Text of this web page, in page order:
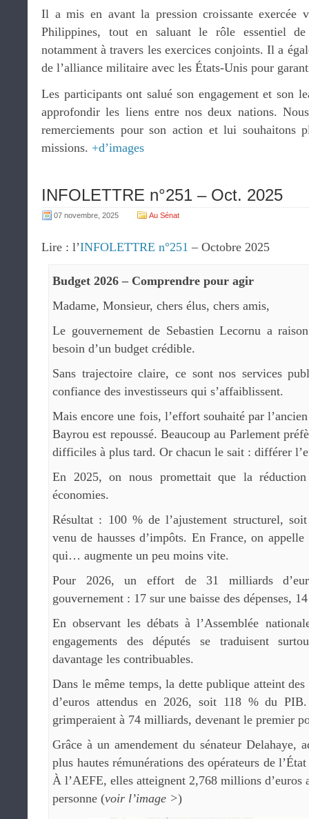
Il a mis en avant la pression croissante exercée
Philippines, tout en saluant le rôle essentiel
notamment à travers les exercices conjoints. Il a
de l’alliance militaire avec les États-Unis pour
Les participants ont salué son engagement et son
approfondir les liens entre nos deux nations.
remerciements pour son action et lui souhaitons
missions. +d’images
INFOLETTRE n°251 – Oct. 2025
07 novembre, 2025 Au Sénat
Lire : l’INFOLETTRE n°251 – Octobre 2025
Budget 2026 – Comprendre pour agir
Madame, Monsieur, chers élus, chers amis,
Le gouvernement de Sebastien Lecornu a
besoin d’un budget crédible.
Sans trajectoire claire, ce sont nos services
confiance des investisseurs qui s’affaiblissent.
Mais encore une fois, l’effort souhaité par
Bayrou est repoussé. Beaucoup au Parlement
difficiles à plus tard. Or chacun le sait : différer
En 2025, on nous promettait que la
économies.
Résultat : 100 % de l’ajustement structurel,
venu de hausses d’impôts. En France, on appelle
qui… augmente un peu moins vite.
Pour 2026, un effort de 31 milliards
gouvernement : 17 sur une baisse des dépenses,
En observant les débats à l’Assemblée
engagements des députés se traduisent
davantage les contribuables.
Dans le même temps, la dette publique atteint
d’euros attendus en 2026, soit 118 % du
grimperaient à 74 milliards, devenant le premier
Grâce à un amendement du sénateur Delahaye,
plus hautes rémunérations des opérateurs de
À l’AEFE, elles atteignent 2,768 millions d’euros
personne (voir l’image >)